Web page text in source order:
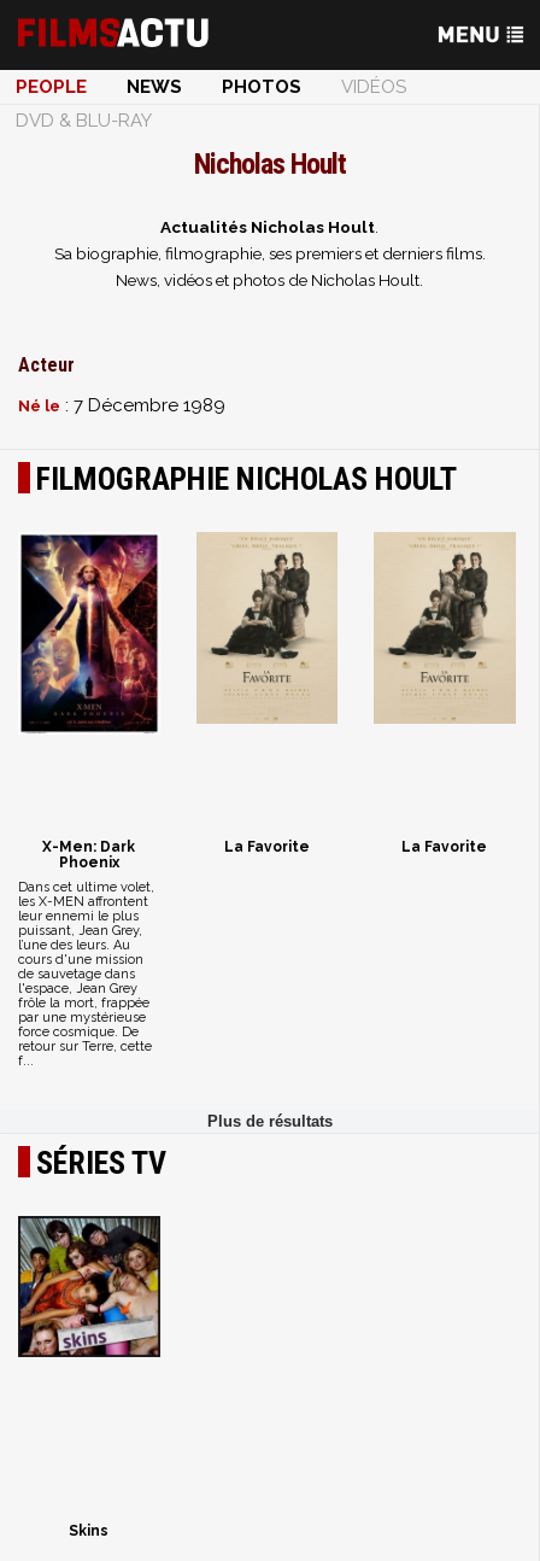
PEOPLE NEWS PHOTOS
VIDÉOS
DVD & BLU-RAY
Nicholas Hoult
Actualités Nicholas Hoult
Sa biographie, filmographie, ses premiers et derniers films.
News, vidéos et photos de Nicholas Hoult.
Acteur
Né le : 7 Décembre 1989
FILMOGRAPHIE NICHOLAS HOULT
X-Men: Dark
Phoenix
Dans cet ultime volet,
les X-MEN affrontent
leur ennemi le plus
puissant, Jean Grey,
l’une des leurs. Au
cours d'une mission
de sauvetage dans
l'espace, Jean Grey
frôle la mort, frappée
par une mystérieuse
force cosmique. De
retour sur Terre, cette
f...
La Favorite La Favorite
SÉRIES TV
Skins